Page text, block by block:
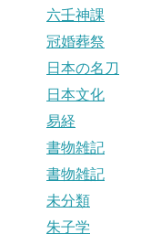
六壬神課
冠婚葬祭
日本の名刀
日本文化
易経
書物雑記
書物雑記
未分類
朱子学